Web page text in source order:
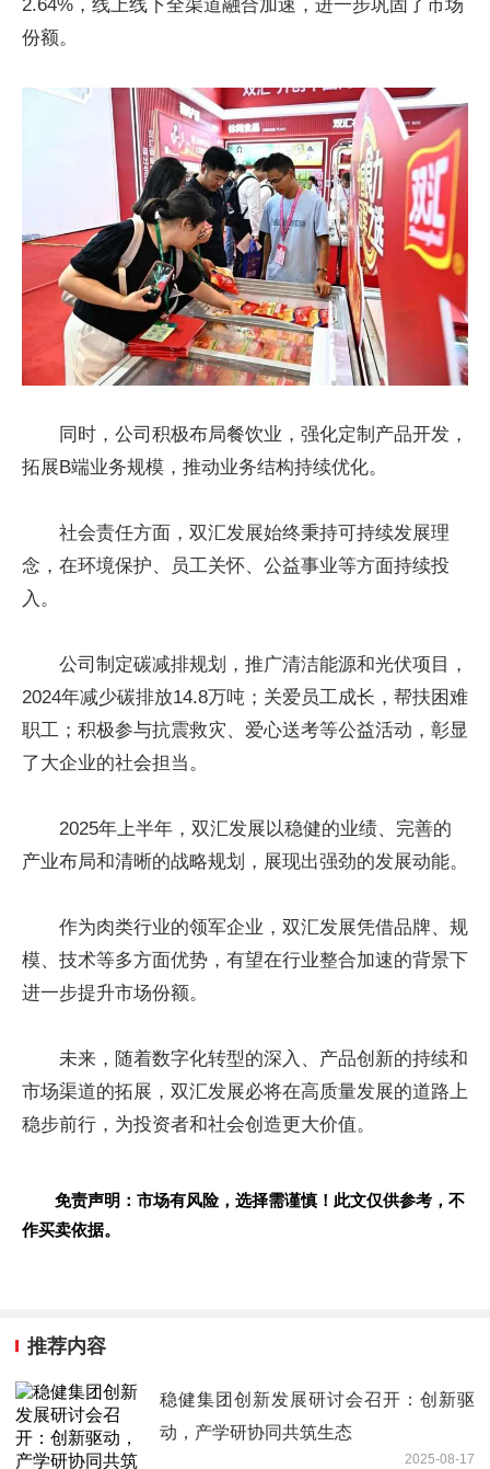
2.64%，线上线下全渠道融合加速，进一步巩固了市场
份额。
同时，公司积极布局餐饮业，强化定制产品开发，
拓展B端业务规模，推动业务结构持续优化。
社会责任方面，双汇发展始终秉持可持续发展理
念，在环境保护、员工关怀、公益事业等方面持续投
入。
公司制定碳减排规划，推广清洁能源和光伏项目，
2024年减少碳排放14.8万吨；关爱员工成长，帮扶困难
职工；积极参与抗震救灾、爱心送考等公益活动，彰显
了大企业的社会担当。
2025年上半年，双汇发展以稳健的业绩、完善的
产业布局和清晰的战略规划，展现出强劲的发展动能。
作为肉类行业的领军企业，双汇发展凭借品牌、规
模、技术等多方面优势，有望在行业整合加速的背景下
进一步提升市场份额。
未来，随着数字化转型的深入、产品创新的持续和
市场渠道的拓展，双汇发展必将在高质量发展的道路上
稳步前行，为投资者和社会创造更大价值。
免责声明：市场有风险，选择需谨慎！此文仅供参考，不
作买卖依据。
推荐内容
稳健集团创新发展研讨会召开：创新驱
动，产学研协同共筑生态
2025-08-17